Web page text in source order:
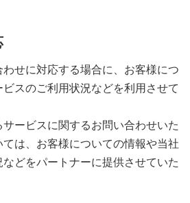
せに対応する場合に、お客様につ
スのご利用状況などを利用させて
ービスに関するお問い合わせいた
は、お客様についての情報や当社
どをパートナーに提供させていた